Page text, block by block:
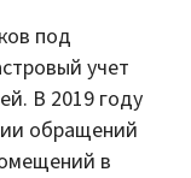
под
учет
В 2019 году
обращений
в